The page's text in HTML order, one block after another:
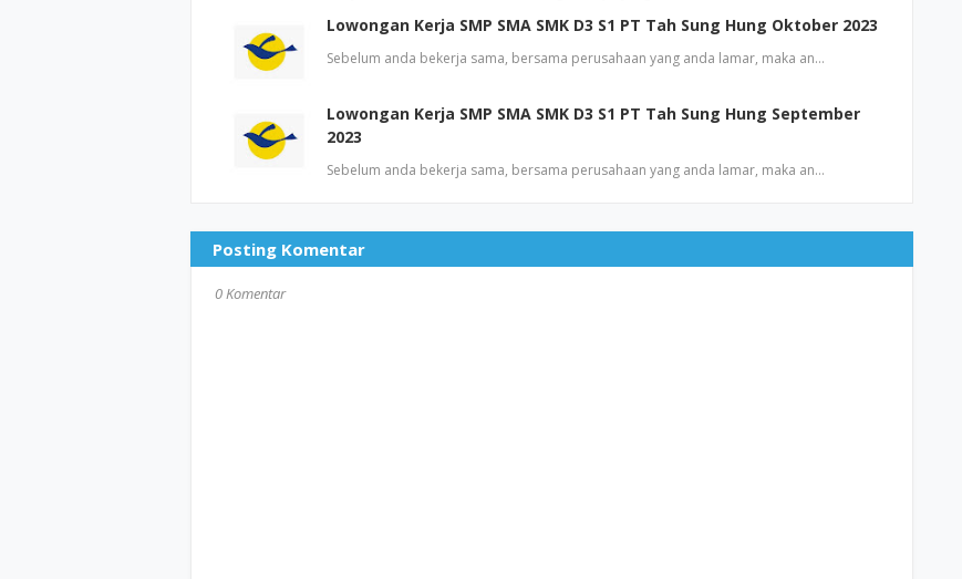
Lowongan Kerja SMP SMA SMK D3 S1 PT Tah Sung Hung Oktober 2023
Sebelum anda bekerja sama, bersama perusahaan yang anda lamar, maka an…
Lowongan Kerja SMP SMA SMK D3 S1 PT Tah Sung Hung September
2023
Sebelum anda bekerja sama, bersama perusahaan yang anda lamar, maka an…
Posting Komentar
0 Komentar